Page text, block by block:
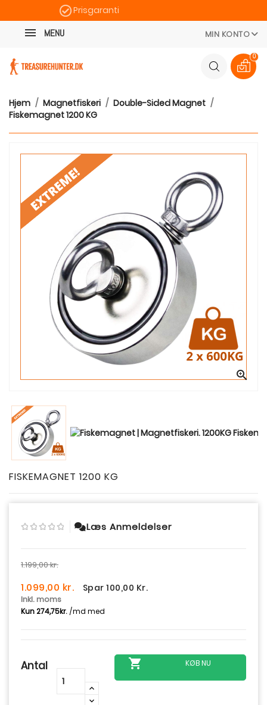
Prisgaranti
MENU MIN KONTO
0
Hjem Magnetfiskeri
Double-Sided Magnet
Fiskemagnet 1200 KG

FISKEMAGNET 1200 KG
Læs Anmeldelser
1.199,00 kr.
1.099,00 kr. Spar 100,00 Kr.
Inkl. moms
Antal  KØB NU